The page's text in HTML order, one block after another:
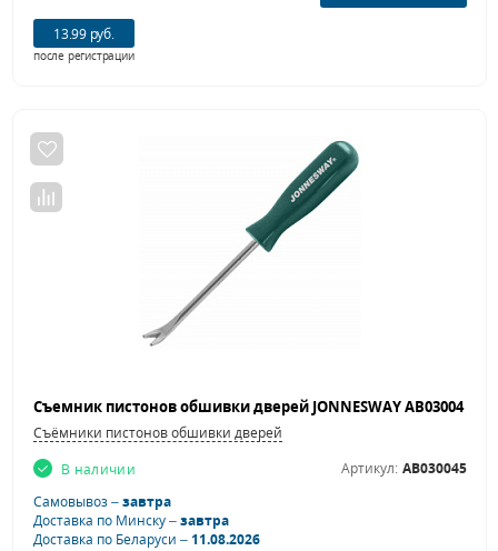
13.99 руб.
после регистрации
Съёмники пистонов обшивки дверей
В наличии
Артикул: AB030045
Самовывоз –завтра
Доставка по Минску –завтра
Доставка по Беларуси –11.08.2026